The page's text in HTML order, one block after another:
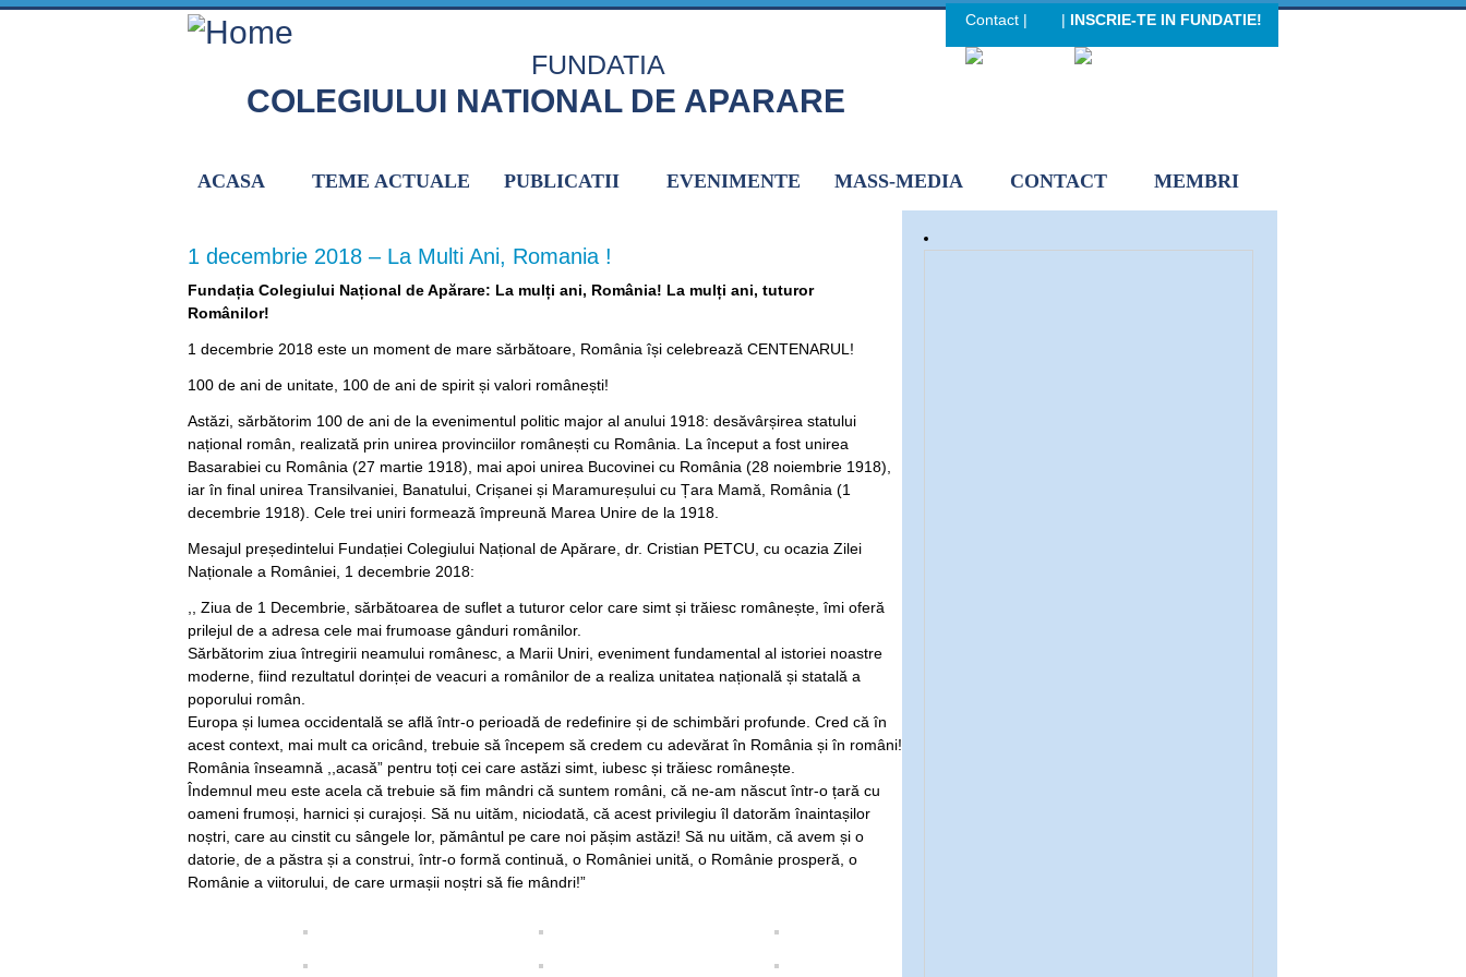
Skip to main content
Header menu
Contact | | INSCRIE-TE IN FUNDATIE!
FUNDATIA
COLEGIULUI NATIONAL DE APARARE
ACASA TEME ACTUALE PUBLICATII EVENIMENTE MASS-MEDIA CONTACT MEMBRI
Home
1 decembrie 2018 – La Multi Ani, Romania !
Fundația Colegiului Național de Apărare: La mulți ani, România! La mulți ani, tuturor
Românilor!
1 decembrie 2018 este un moment de mare sărbătoare, România își celebrează CENTENARUL!
100 de ani de unitate, 100 de ani de spirit și valori românești!
Astăzi, sărbătorim 100 de ani de la evenimentul politic major al anului 1918: desăvârșirea statului
național român, realizată prin unirea provinciilor românești cu România. La început a fost unirea
Basarabiei cu România (27 martie 1918), mai apoi unirea Bucovinei cu România (28 noiembrie 1918),
iar în final unirea Transilvaniei, Banatului, Crișanei și Maramureșului cu Țara Mamă, România (1
decembrie 1918). Cele trei uniri formează împreună Marea Unire de la 1918.
Mesajul președintelui Fundației Colegiului Național de Apărare, dr. Cristian PETCU, cu ocazia Zilei
Naționale a României, 1 decembrie 2018:
,, Ziua de 1 Decembrie, sărbătoarea de suflet a tuturor celor care simt și trăiesc românește, îmi oferă
prilejul de a adresa cele mai frumoase gânduri românilor.
Sărbătorim ziua întregirii neamului românesc, a Marii Uniri, eveniment fundamental al istoriei noastre
moderne, fiind rezultatul dorinței de veacuri a românilor de a realiza unitatea națională și statală a
poporului român.
Europa și lumea occidentală se află într-o perioadă de redefinire și de schimbări profunde. Cred că în
acest context, mai mult ca oricând, trebuie să începem să credem cu adevărat în România și în români!
România înseamnă ,,acasă” pentru toți cei care astăzi simt, iubesc și trăiesc românește.
Îndemnul meu este acela că trebuie să fim mândri că suntem români, că ne-am născut într-o țară cu
oameni frumoși, harnici și curajoși. Să nu uităm, niciodată, că acest privilegiu îl datorăm înaintașilor
noștri, care au cinstit cu sângele lor, pământul pe care noi pășim astăzi! Să nu uităm, că avem și o
datorie, de a păstra și a construi, într-o formă continuă, o României unită, o Românie prosperă, o
Românie a viitorului, de care urmașii noștri să fie mândri!”